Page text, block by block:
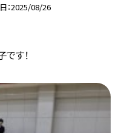
2025/08/26
す！